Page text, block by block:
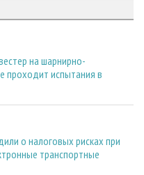
на шарнирно-
проходит испытания в
о налоговых рисках при
транспортные